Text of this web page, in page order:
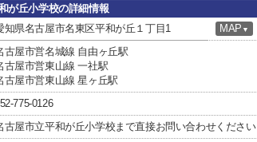
が丘小学校の詳細情報
知県名古屋市名東区平和が丘１丁目1 MAP ▼
古屋市営名城線 自由ヶ丘駅
古屋市営東山線 一社駅
古屋市営東山線 星ヶ丘駅
775-0126
古屋市立平和が丘小学校まで直接お問い合わせください